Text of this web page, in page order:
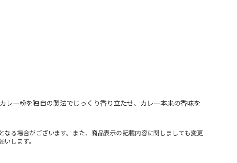
レー粉を独自の製法でじっくり香り立たせ、カレー本来の香味を
る場合がございます。また、商品表示の記載内容に関しましても変更
します。